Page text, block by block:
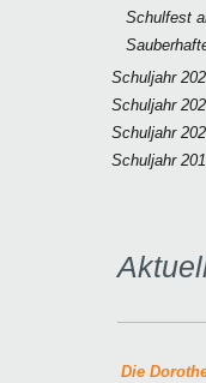
Schulfest
Schuljahr
Schuljahr
Schuljahr
Schuljahr
Die